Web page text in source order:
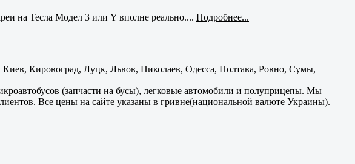
на Тесла Модел 3 или Y вполне реально.... Подробнее...
Кировоград, Луцк, Львов, Николаев, Одесса, Полтава, Ровно, Сумы,
(запчасти на бусы), легковые автомобили и полуприцепы. Мы
Все цены на сайте указаны в гривне(национальной валюте Украины).